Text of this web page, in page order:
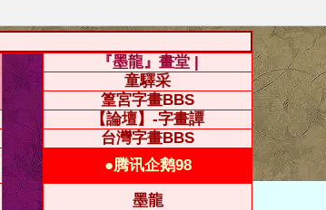
『墨龍』畫堂 |
童驛采
篁宮字畫BBS
【論壇】-字畫譚
台灣字畫BBS
●腾讯企鹅98
墨龍